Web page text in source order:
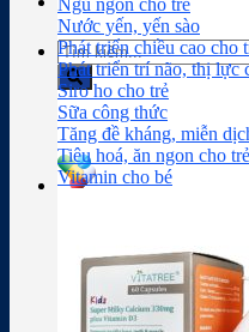
Sữa công thức Đồ
Thành phần thuốc
Ngủ ngon cho trẻ
Nước yến, yến sào
Phát triển chiều cao cho
Phát triển trí não, thị lực
Siro ho cho trẻ
Sữa công thức
Tăng đề kháng, miễn
Tiêu hoá, ăn ngon cho trẻ
Vitamin cho bé